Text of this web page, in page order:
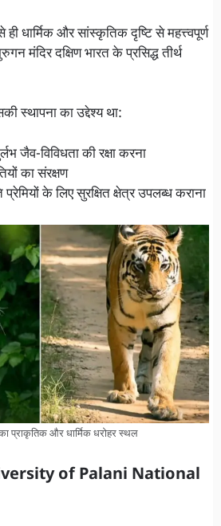
ही धार्मिक और सांस्कृतिक दृष्टि से महत्त्वपूर्ण
मंदिर दक्षिण भारत के प्रसिद्ध तीर्थ
स्थापना का उद्देश्य था:
जैव-विविधता की रक्षा करना
का संरक्षण
के लिए सुरक्षित क्षेत्र उपलब्ध कराना
का प्राकृतिक और धार्मिक धरोहर स्थल
of Palani National